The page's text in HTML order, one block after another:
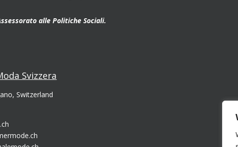
alle Politiche Sociali.
Svizzera
Switzerland